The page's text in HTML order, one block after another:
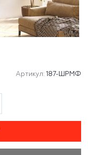
Артикул: 187-ШРМФ